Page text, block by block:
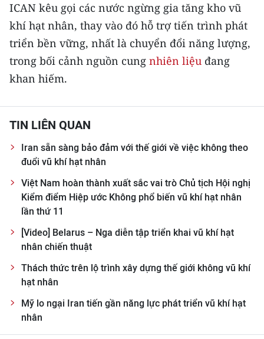
TIN MỚI
TIN ĐỊA PHƯƠNG
Trung du và miền núi phía Bắc
Đồng bằng sông Hồng
Bắc Trung Bộ
Duyên hải Nam Trung Bộ và Tây
Đông Nam Bộ
Đồng bằng sông Cửu Long
Chuyên trang Hà Nội
Chuyên trang TP. Hồ Chí Minh
CHUYÊN ĐỀ
CÁC CHUYÊN TRANG
ICAN kêu gọi các nước ngừng gia tăng kho vũ
khí hạt nhân, thay vào đó hỗ trợ tiến trình phát
triển bền vững, nhất là chuyển đổi năng lượng,
trong bối cảnh nguồn cung nhiên liệu đang
khan hiếm.
TIN LIÊN QUAN
Iran sẵn sàng bảo đảm với thế giới về việc không theo
đuổi vũ khí hạt nhân
Việt Nam hoàn thành xuất sắc vai trò Chủ tịch Hội nghị
Kiểm điểm Hiệp ước Không phổ biến vũ khí hạt nhân
lần thứ 11
[Video] Belarus – Nga diễn tập triển khai vũ khí hạt
nhân chiến thuật
Thách thức trên lộ trình xây dựng thế giới không vũ khí
hạt nhân
Mỹ lo ngại Iran tiến gần năng lực phát triển vũ khí hạt
nhân